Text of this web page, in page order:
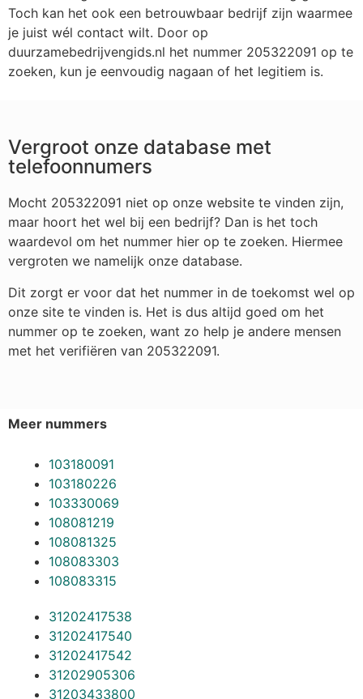
Toch kan het ook een betrouwbaar bedrijf zijn waarmee
je juist wél contact wilt. Door op
duurzamebedrijvengids.nl het nummer 205322091 op te
zoeken, kun je eenvoudig nagaan of het legitiem is.
Vergroot onze database met
telefoonnumers
Mocht 205322091 niet op onze website te vinden zijn,
maar hoort het wel bij een bedrijf? Dan is het toch
waardevol om het nummer hier op te zoeken. Hiermee
vergroten we namelijk onze database.
Dit zorgt er voor dat het nummer in de toekomst wel op
onze site te vinden is. Het is dus altijd goed om het
nummer op te zoeken, want zo help je andere mensen
met het verifiëren van 205322091.
Meer nummers
103180091
103180226
103330069
108081219
108081325
108083303
108083315
31202417538
31202417540
31202417542
31202905306
31203433800